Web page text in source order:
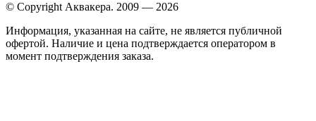
© Copyright Аквакера. 2009 — 2026
Информация, указанная на сайте, не является публичной
офертой. Наличие и цена подтверждается оператором в
момент подтверждения заказа.